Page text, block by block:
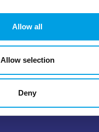
Allow all
Allow selection
Deny